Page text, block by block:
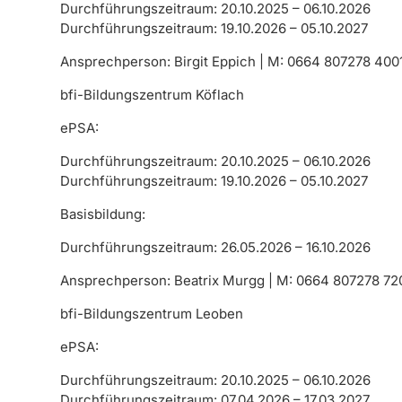
Durchführungszeitraum: 20.10.2025 – 06.10.2026
Durchführungszeitraum: 19.10.2026 – 05.10.2027
Ansprechperson: Birgit Eppich | M: 0664 807278
bfi-Bildungszentrum Köflach
ePSA:
Durchführungszeitraum: 20.10.2025 – 06.10.2026
Durchführungszeitraum: 19.10.2026 – 05.10.2027
Basisbildung:
Durchführungszeitraum: 26.05.2026 – 16.10.2026
Ansprechperson: Beatrix Murgg | M: 0664 807278
bfi-Bildungszentrum Leoben
ePSA:
Durchführungszeitraum: 20.10.2025 – 06.10.2026